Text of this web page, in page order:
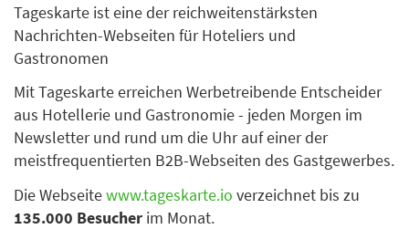
Tageskarte ist eine der reichweitenstärksten
Nachrichten-Webseiten für Hoteliers und
Gastronomen
Mit Tageskarte erreichen Werbetreibende Entscheider
aus Hotellerie und Gastronomie - jeden Morgen im
Newsletter und rund um die Uhr auf einer der
meistfrequentierten B2B-Webseiten des Gastgewerbes.
Die Webseitewww.tageskarte.io verzeichnet bis zu
135.000 Besucher im Monat.